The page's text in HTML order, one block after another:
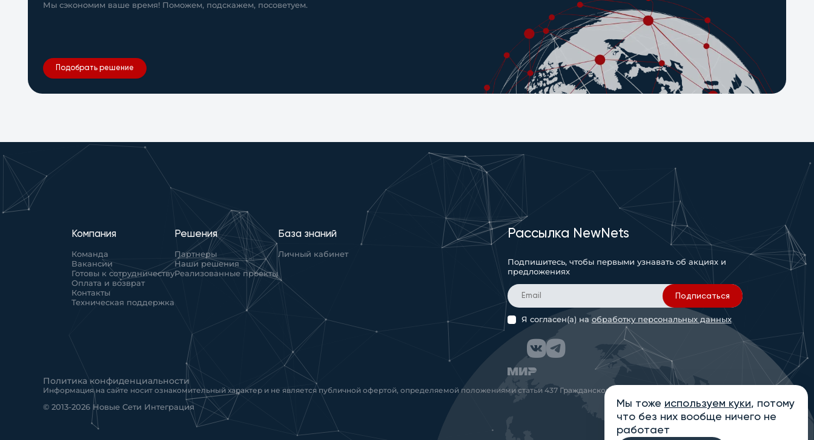
Мы сэкономим ваше время! Поможем, подскажем, посоветуем.
Подобрать решение
Компания
Команда
Вакансии
Готовы к сотрудничеству
Оплата и возврат
Контакты
Техническая поддержка
Решения
Партнеры
Наши решения
Реализованные проекты
База знаний
Личный кабинет
Рассылка NewNets
Подпишитесь, чтобы первыми узнавать об акциях и
предложениях
Подписаться
Я согласен(а) на обработку персональных данных
Политика конфиденциальности
Информация на сайте носит ознакомительный характер и не является публичной офертой, определяемой положениями статьи 437 Гражданского кодекса РФ
© 2013-2026 Новые Сети Интеграция Мы тоже используем куки, потому
что без них вообще ничего не
работает